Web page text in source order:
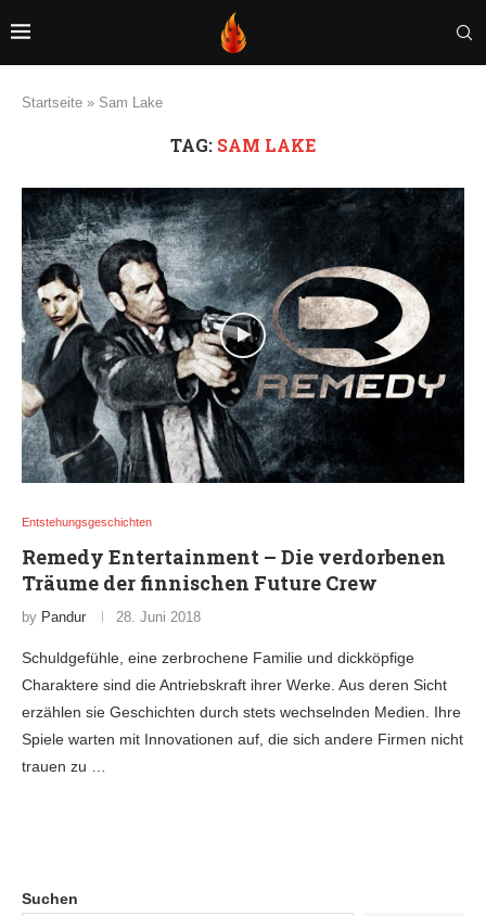
Startseite » Sam Lake
TAG: SAM LAKE
Entstehungsgeschichten
Remedy Entertainment – Die verdorbenen
Träume der finnischen Future Crew
by Pandur 28. Juni 2018
Schuldgefühle, eine zerbrochene Familie und dickköpfige
Charaktere sind die Antriebskraft ihrer Werke. Aus deren Sicht
erzählen sie Geschichten durch stets wechselnden Medien. Ihre
Spiele warten mit Innovationen auf, die sich andere Firmen nicht
trauen zu …
Suchen